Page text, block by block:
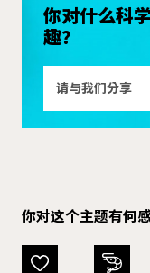
你对什么科
趣？
你对这个主题有何